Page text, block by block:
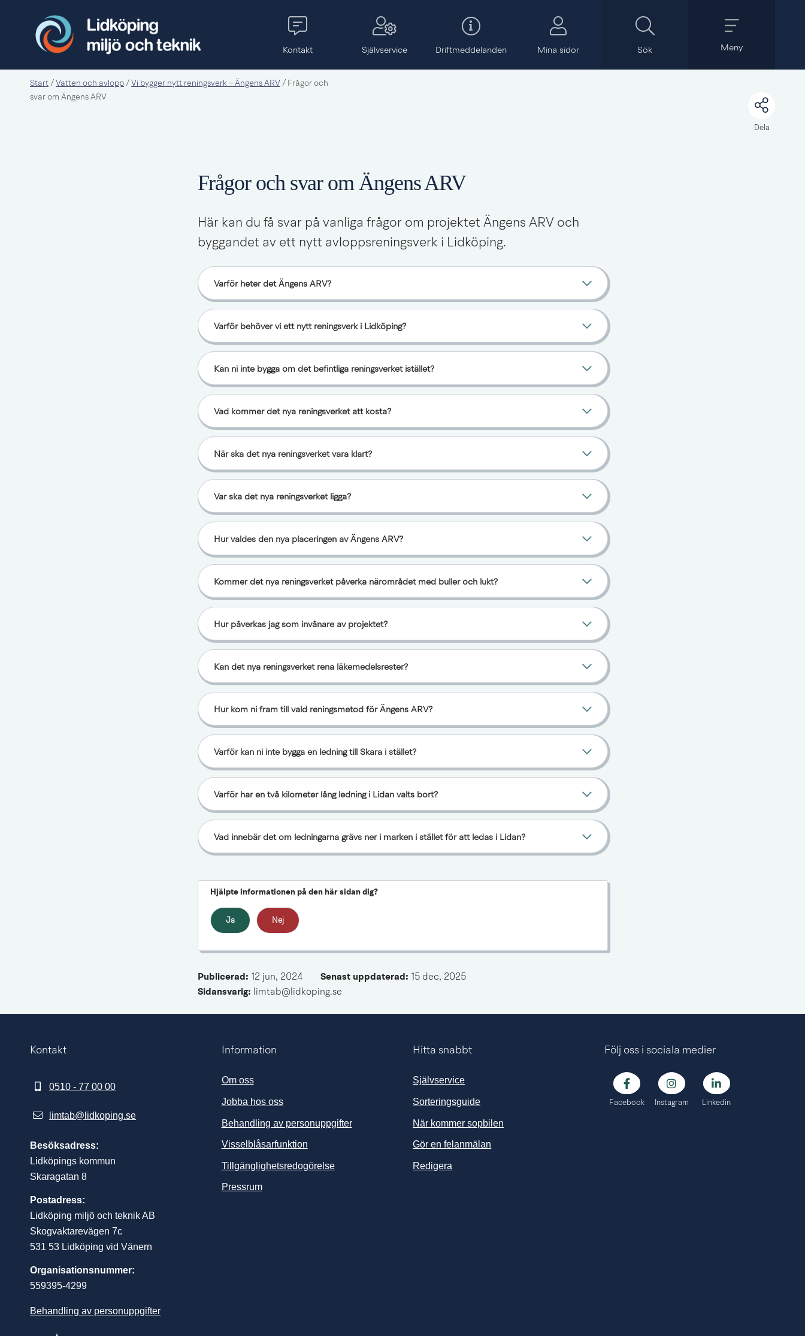
Kontakt Självservice Drift­meddelanden Mina sidor Sök Meny
Start / Vatten och avlopp / Vi bygger nytt reningsverk – Ängens ARV / Frågor och
svar om Ängens ARV
Dela
Frågor och svar om Ängens ARV
Här kan du få svar på vanliga frågor om projektet Ängens ARV och
byggandet av ett nytt avloppsreningsverk i Lidköping.
Varför heter det Ängens ARV?
Varför behöver vi ett nytt reningsverk i Lidköping?
Kan ni inte bygga om det befintliga reningsverket istället?
Vad kommer det nya reningsverket att kosta?
När ska det nya reningsverket vara klart?
Var ska det nya reningsverket ligga?
Hur valdes den nya placeringen av Ängens ARV?
Kommer det nya reningsverket påverka närområdet med buller och lukt?
Hur påverkas jag som invånare av projektet?
Kan det nya reningsverket rena läkemedelsrester?
Hur kom ni fram till vald reningsmetod för Ängens ARV?
Varför kan ni inte bygga en ledning till Skara i stället?
Varför har en två kilometer lång ledning i Lidan valts bort?
Vad innebär det om ledningarna grävs ner i marken i stället för att ledas i Lidan?
Hjälpte informationen på den här sidan dig?
Ja Nej
Publicerad: 12 jun, 2024 Senast uppdaterad: 15 dec, 2025
Sidansvarig: limtab@lidkoping.se
Kontakt
0510 - 77 00 00
limtab@lidkoping.se
Besöksadress:
Lidköpings kommun
Skaragatan 8
Postadress:
Lidköping miljö och teknik AB
Skogvaktarevägen 7c
531 53 Lidköping vid Vänern
Organisationsnummer:
559395-4299
Behandling av personuppgifter
Information
Om oss
Jobba hos oss
Behandling av personuppgifter
Visselblåsarfunktion
Tillgänglighetsredogörelse
PressrumLänk till annan webbplats, öppnas i nytt fönster.
Hitta snabbt
Självservice
Sorteringsguide
När kommer sopbilen
Gör en felanmälan
Redigera
Följ oss i sociala medier
Facebook Instagram Linkedin